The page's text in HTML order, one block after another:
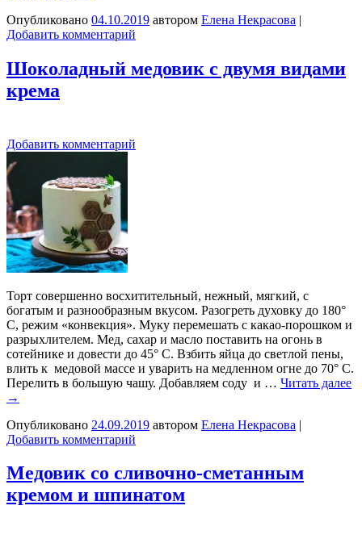
Опубликовано 04.10.2019 автором Елена Некрасова |
Добавить комментарий
Шоколадный медовик с двумя видами
крема
Добавить комментарий
Торт совершенно восхитительный, нежный, мягкий, с
богатым и разнообразным вкусом. Разогреть духовку до 180°
C, режим «конвекция». Муку перемешать с какао-порошком и
разрыхлителем. Мед, сахар и масло поставить на огонь в
сотейнике и довести до 45° C. Взбить яйца до светлой пены,
влить к медовой массе и уварить на медленном огне до 70° C.
Перелить в большую чашу. Добавляем соду и … Читать далее
→
Опубликовано 24.09.2019 автором Елена Некрасова |
Добавить комментарий
Медовик со сливочно-сметанным
кремом и шпинатом